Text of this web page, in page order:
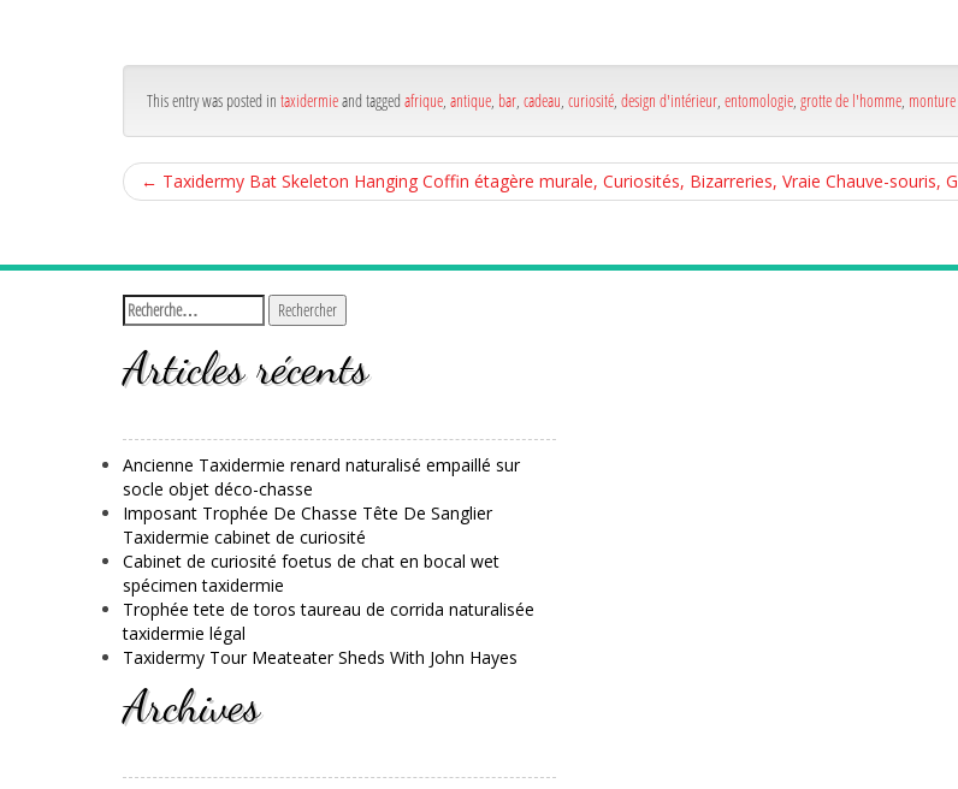
ce
ok
itt ail
r
This entry was posted in taxidermieand tagged afrique antique bar cadeau curiosité design d'intérieur entomologie grotte de l'homme
← Taxidermy Bat Skeleton Hanging Coffin étagère murale, Curiosités, Bizarreries, Vraie Chauve-souris,
Articles récents
Ancienne Taxidermie renard naturalisé empaillé sur
socle objet déco-chasse
Imposant Trophée De Chasse Tête De Sanglier
Taxidermie cabinet de curiosité
Cabinet de curiosité foetus de chat en bocal wet
spécimen taxidermie
Trophée tete de toros taureau de corrida naturalisée
taxidermie légal
Taxidermy Tour Meateater Sheds With John Hayes
Archives